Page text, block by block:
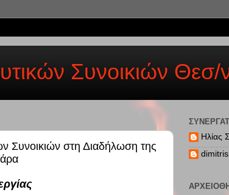
Συνοικιών Θεσ/
Συνοικιών στη Διαδήλωση της
Ηλίας